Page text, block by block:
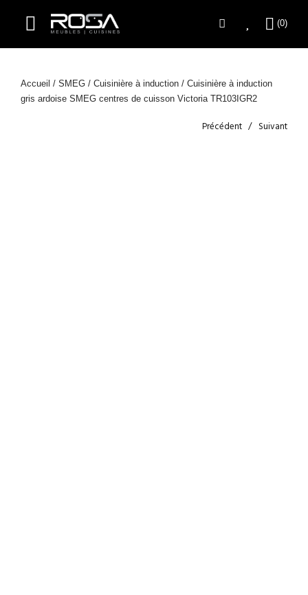
Accueil / SMEG / Cuisinière à induction / Cuisinière à induction
gris ardoise SMEG centres de cuisson Victoria TR103IGR2
Précédent Suivant